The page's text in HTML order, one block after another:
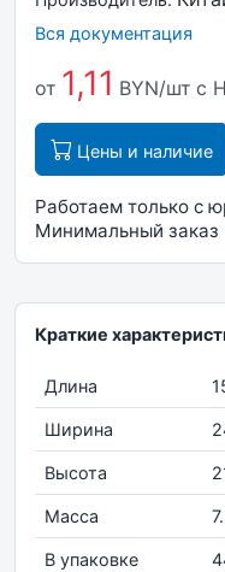
Вся документация
от 1,11 BYN/шт с
Цены и наличие
Работаем только с
Минимальный заказ
Краткие
Длина
Ширина
Высота
Масса
В упаковке